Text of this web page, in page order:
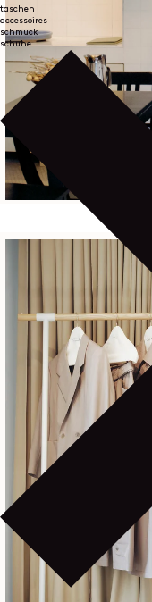
taschen
accessoires
schmuck
schuhe